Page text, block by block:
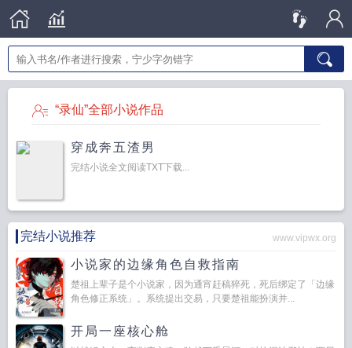
“录仙”全部小说作品
穿成奔五渣男
完结小说全文阅读TXT下载...
完结小说推荐 www.vipwx.org
小说家的边缘角色自救指南
楚祖上辈子是个小说家，因为通宵赶稿猝死，死后绑定了「边缘
角色修正系统」。系统提出交易，只要楚祖能扮演并...
开局一座核心舱